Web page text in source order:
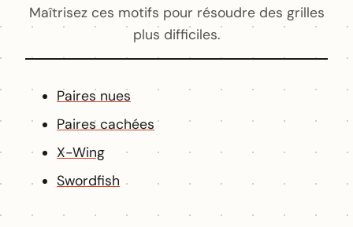
Maîtrisez ces motifs pour résoudre des grilles
plus difficiles.
Paires nues
Paires cachées
X-Wing
Swordfish